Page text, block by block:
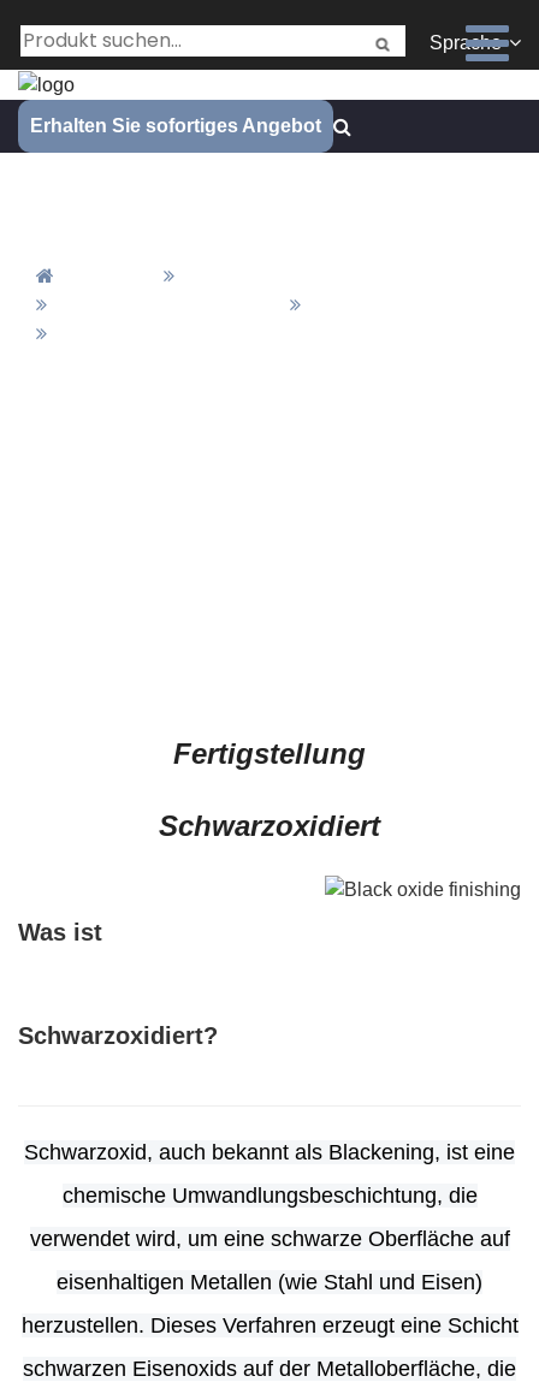
Sprache
Erhalten Sie sofortiges Angebot
Fertigstellung
Schwarzoxidiert
Was ist
Schwarzoxidiert?
Schwarzoxid, auch bekannt als Blackening, ist eine
chemische Umwandlungsbeschichtung, die
verwendet wird, um eine schwarze Oberfläche auf
eisenhaltigen Metallen (wie Stahl und Eisen)
herzustellen. Dieses Verfahren erzeugt eine Schicht
schwarzen Eisenoxids auf der Metalloberfläche, die